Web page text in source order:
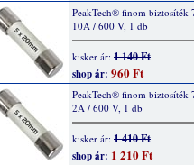
PeakTech® finom biztosíték
10A / 600 V, 1 db
kisker ár: 1 140 Ft
shop ár: 960 Ft
PeakTech® finom biztosíték
2A / 600 V, 1 db
kisker ár: 1 410 Ft
shop ár: 1 210 Ft